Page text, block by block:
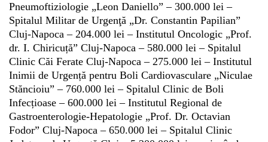
Pneumoftiziologie „Leon Daniello” – 300.000 lei –
Spitalul Militar de Urgenţă „Dr. Constantin Papilian”
Cluj-Napoca – 204.000 lei – Institutul Oncologic „Prof.
dr. I. Chiricuță” Cluj-Napoca – 580.000 lei – Spitalul
Clinic Căi Ferate Cluj-Napoca – 275.000 lei – Institutul
Inimii de Urgență pentru Boli Cardiovasculare „Niculae
Stăncioiu” – 760.000 lei – Spitalul Clinic de Boli
Infecțioase – 600.000 lei – Institutul Regional de
Gastroenterologie-Hepatologie „Prof. Dr. Octavian
Fodor” Cluj-Napoca – 650.000 lei – Spitalul Clinic